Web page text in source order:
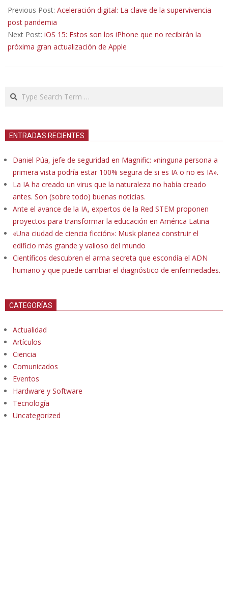
01-
22
Previous Post: Aceleración digital: La clave de la supervivencia
post pandemia
Next Post: iOS 15: Estos son los iPhone que no recibirán la
próxima gran actualización de Apple
Search
ENTRADAS RECIENTES
Daniel Púa, jefe de seguridad en Magnific: «ninguna persona a
primera vista podría estar 100% segura de si es IA o no es IA».
La IA ha creado un virus que la naturaleza no había creado
antes. Son (sobre todo) buenas noticias.
Ante el avance de la IA, expertos de la Red STEM proponen
proyectos para transformar la educación en América Latina
«Una ciudad de ciencia ficción»: Musk planea construir el
edificio más grande y valioso del mundo
Científicos descubren el arma secreta que escondía el ADN
humano y que puede cambiar el diagnóstico de enfermedades.
CATEGORÍAS
Actualidad
Artículos
Ciencia
Comunicados
Eventos
Hardware y Software
Tecnología
Uncategorized